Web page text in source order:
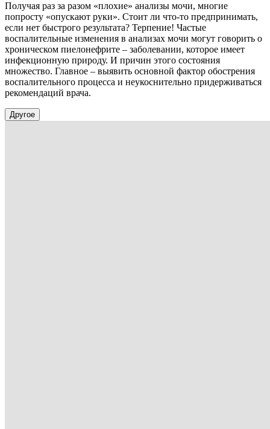
Получая раз за разом «плохие» анализы мочи, многие
попросту «опускают руки». Стоит ли что-то предпринимать,
если нет быстрого результата? Терпение! Частые
воспалительные изменения в анализах мочи могут говорить о
хроническом пиелонефрите – заболевании, которое имеет
инфекционную природу. И причин этого состояния
множество. Главное – выявить основной фактор обострения
воспалительного процесса и неукоснительно придерживаться
рекомендаций врача.
Другое